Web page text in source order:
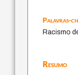
Palavras-
Racismo
Resumo